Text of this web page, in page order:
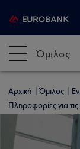
Όμιλος
Αρχική Όμιλος
Πληροφορίες για τις